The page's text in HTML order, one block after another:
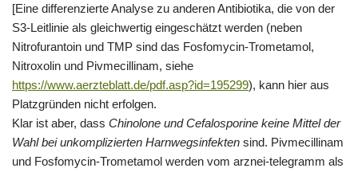
[Eine differenzierte Analyse zu anderen Antibiotika, die von der
S3-Leitlinie als gleichwertig eingeschätzt werden (neben
Nitrofurantoin und TMP sind das Fosfomycin-Trometamol,
Nitroxolin und Pivmecillinam, siehe
https://www.aerzteblatt.de/pdf.asp?id=195299), kann hier aus
Platzgründen nicht erfolgen.
Klar ist aber, dass Chinolone und Cefalosporine keine Mittel der
Wahl bei unkomplizierten Harnwegsinfekten sind. Pivmecillinam
und Fosfomycin-Trometamol werden vom arznei-telegramm als